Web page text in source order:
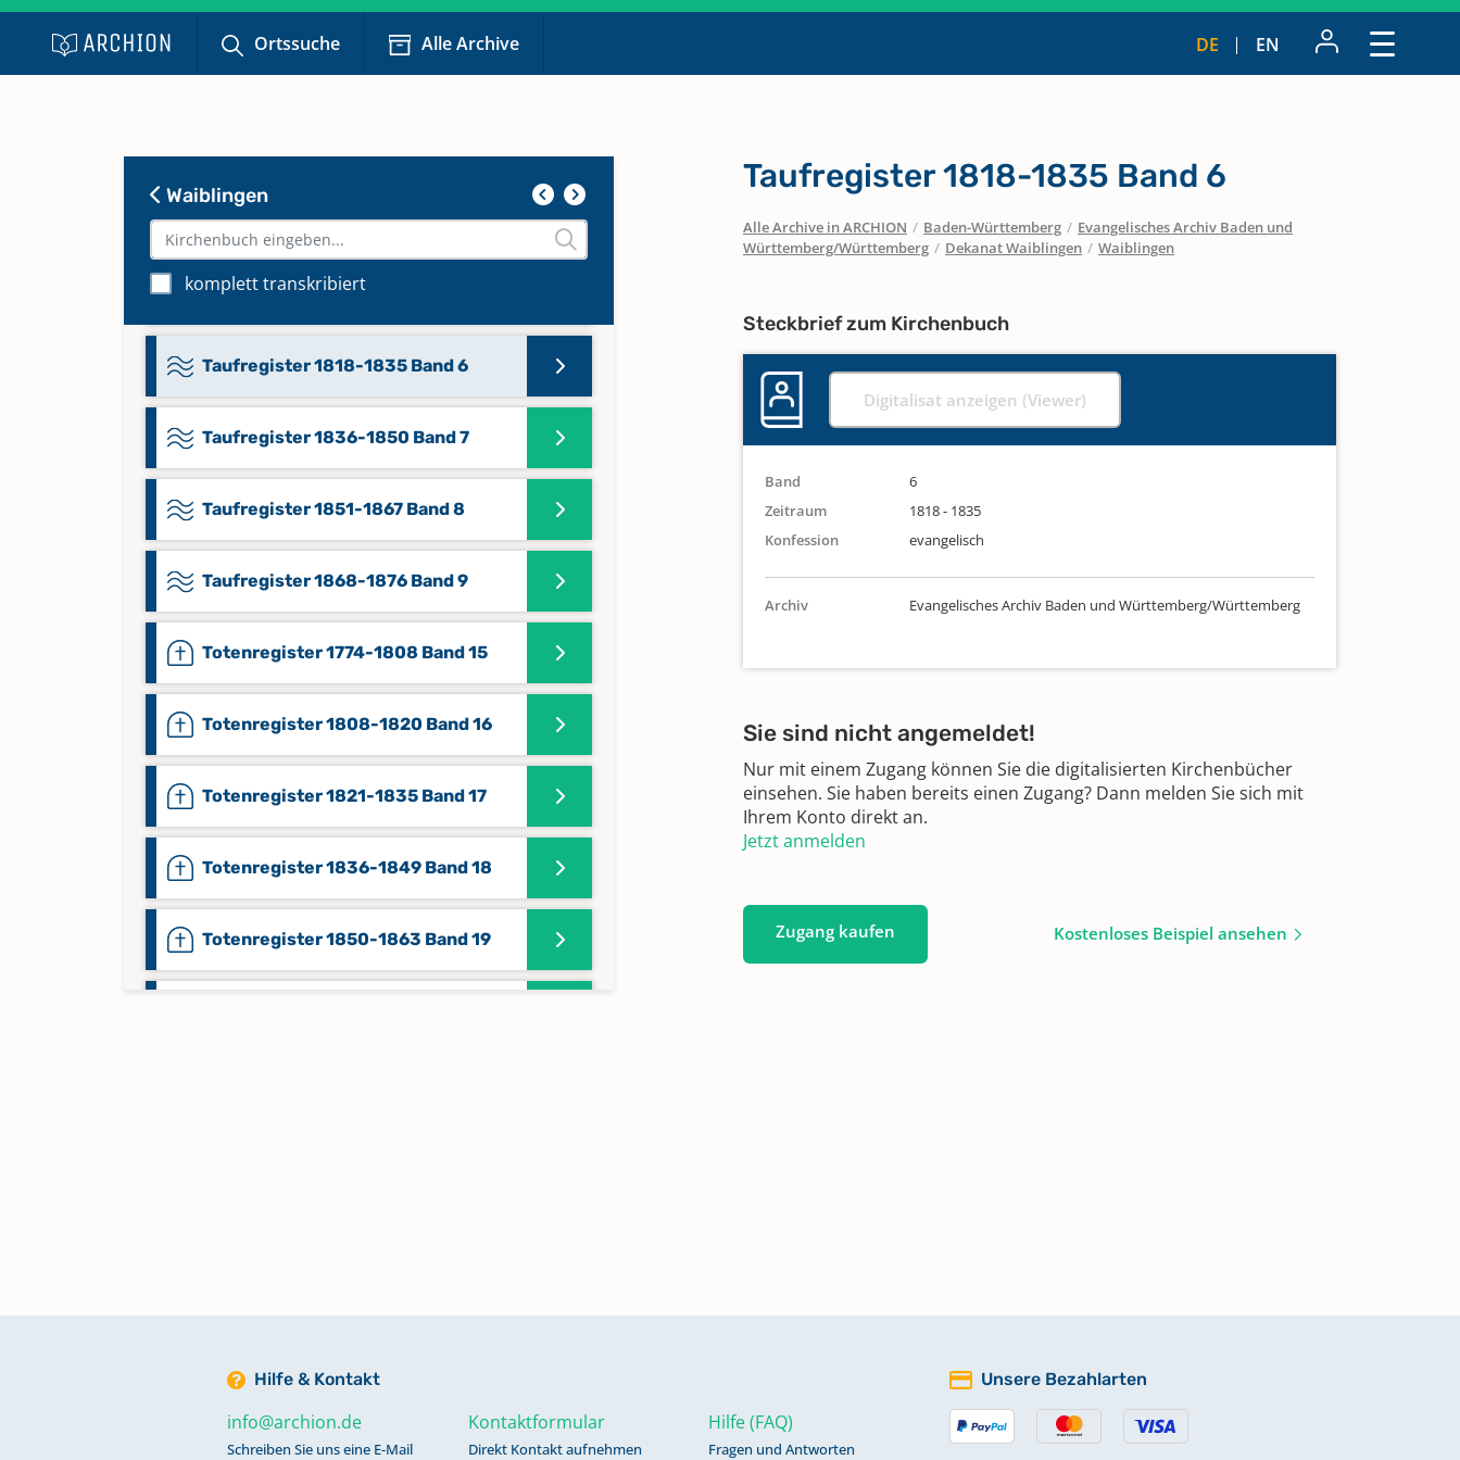
Ortssuche Alle Archive DE EN
Waiblingen
komplett transkribiert
Sonstiges 9999-0000 Band 9
Taufregister 1797-1808 Band 4
Taufregister 1808-1817 Band 5
Taufregister 1818-1835 Band 6
Taufregister 1836-1850 Band 7
Taufregister 1851-1867 Band 8
Taufregister 1868-1876 Band 9
Totenregister 1774-1808 Band 15
Totenregister 1808-1820 Band 16
Totenregister 1821-1835 Band 17
Totenregister 1836-1849 Band 18
Totenregister 1850-1863 Band 19
Taufregister 1818-1835 Band 6
Alle Archive in ARCHION / Baden-Württemberg / Evangelisches Archiv Baden und
Württemberg/Württemberg / Dekanat Waiblingen / Waiblingen
Steckbrief zum Kirchenbuch
Digitalisat anzeigen (Viewer)
Band
6
Zeitraum
1818 - 1835
Konfession
evangelisch
Archiv Evangelisches Archiv Baden und Württemberg/Württemberg
Sie sind nicht angemeldet!
Nur mit einem Zugang können Sie die digitalisierten Kirchenbücher
einsehen. Sie haben bereits einen Zugang? Dann melden Sie sich mit
Ihrem Konto direkt an.
Jetzt anmelden
Zugang kaufen Kostenloses Beispiel ansehen
Hilfe & Kontakt
info@archion.de
Schreiben Sie uns eine E-Mail
Kontaktformular
Direkt Kontakt aufnehmen
Hilfe (FAQ)
Fragen und Antworten
Unsere Bezahlarten